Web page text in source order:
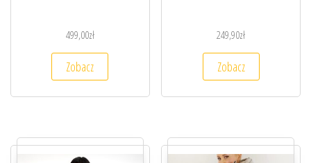
499,00zł
Zobacz
249,90zł
Zobacz